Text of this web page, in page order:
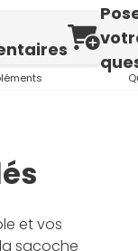
et vos
sacoche